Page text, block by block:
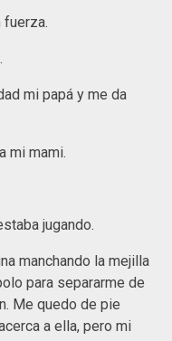
fuerza.
mi papá y me da
mi mami.
jugando.
manchando la mejilla
para separarme de
Me quedo de pie
a ella, pero mi